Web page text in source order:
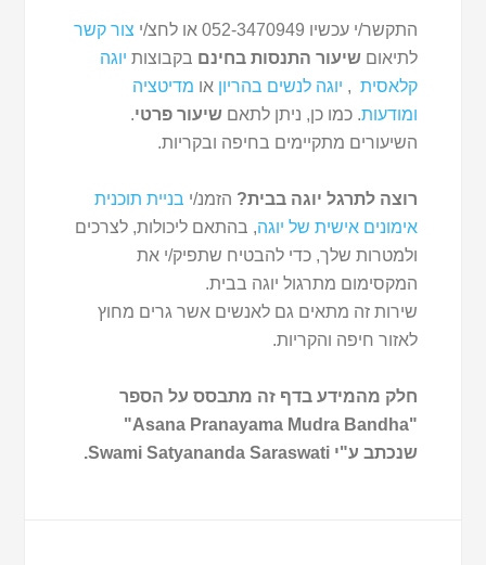
התקשר/י עכשיו 052-3470949 או לחצ/י
צור קשר
לתיאום שיעור התנסות בחינם בקבוצות יוגה
קלאסית , יוגה לנשים בהריון או מדיטציה
ומודעות. כמו כן, ניתן לתאםשיעור פרטי.
השיעורים מתקיימים בחיפה ובקריות.
רוצה לתרגל יוגה בבית? הזמנ/י בניית תוכנית
אימונים אישית של יוגה, בהתאם ליכולות, לצרכים
ולמטרות שלך, כדי להבטיח שתפיק/י את
המקסימום מתרגול יוגה בבית.
שירות זה מתאים גם לאנשים אשר גרים מחוץ
לאזור חיפה והקריות.
חלק מהמידע בדף זה מתבסס על הספר
"Asana Pranayama Mudra Bandha"
שנכתב ע"י Swami Satyananda Saraswati.